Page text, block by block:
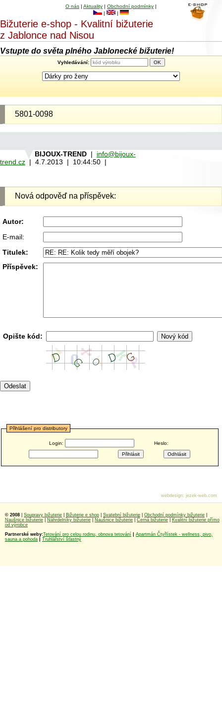
O nás | Aktuality | Obchodní podmínky |
|
|
Bižuterie e-shop - Kvalitní bižuterie
z Jablonce nad Nisou
Vstupte do světa plného Jablonecké bižuterie!
Vyhledávání:
5801-0098
BIJOUX-TREND | info@bijoux-
trend.cz | 4.7.2013 | 10:44:50 |
Nová odpověď na příspěvek:
Autor:
E-mail:
Titulek:
Příspěvek:
Opište kód:
Přihlášení pro distributory
Login: Heslo:
© 2008 Soupravy bižuterie Bižuterie e shop Svatební bižuterie Obchodní podmínky bižuterie
Naušnice bižuterie
Náhrdelníky bižuterie Naušnice bižuterie Černá bižuterie
Kvalitní bižuterie přímo
od výrobce
Partnerské weby:Tetování pro celou rodinu, obnova tetování
Apartmán Čtyřlístek - wellness, pivo,
sauna a pohoda
Truhlářství šťastný
webdesign: jezek-web.com